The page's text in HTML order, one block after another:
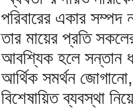
পরিবারের একার
তার মায়ের প্রতি
আবশ্যিক হলে সন্তান
আর্থিক সমর্থন জোগানো,
বিশেষায়িত ব্যবস্থা